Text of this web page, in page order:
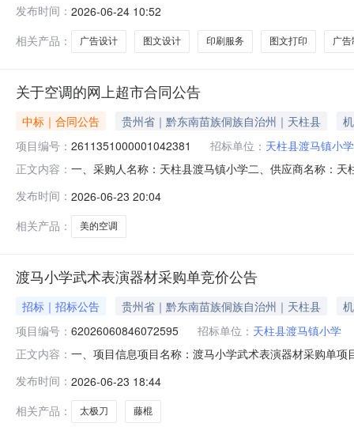
目所在行政区划编码:522627项目所在行政区划名称:贵
发布时间： 2026-06-24 10:52
相关产品：
广告设计 图文设计 印刷服务 图文打印 广告
关于空调的网上超市合同公告
中标｜合同公告 贵州省｜黔东南苗族侗族自治州｜天柱县
项目编号： 2611351000001042381 招标单位： 天柱县渡马镇小学
正文内容： 一、采购人名称：天柱县渡马镇小学二、供应商名称：
台1.00234523452美的KFR-35GW/PH2空调1.5匹美的/
发布时间： 2026-06-23 20:04
相关产品：
美的空调
渡马小学武术表演器材采购单竞价公告
招标｜招标公告 贵州省｜黔东南苗族侗族自治州｜天柱县
项目编号： 62026060846072595 招标单位： 天柱县渡马镇小学
正文内容： 一、项目信息项目名称：渡马小学武术表演器材采购单
武术设备;采购人需求描述:-;次要参数要求:藤棍:1.6米
发布时间： 2026-06-23 18:44
相关产品：
太极刀 藤棍